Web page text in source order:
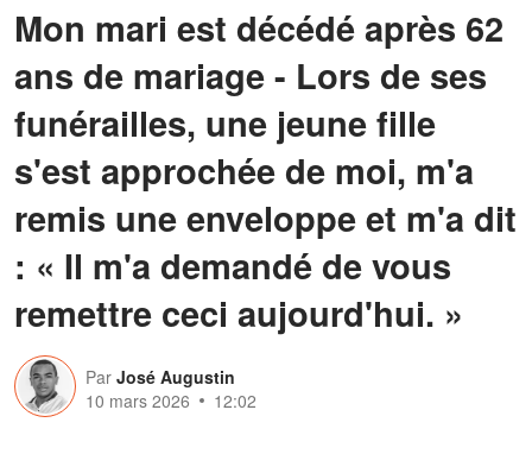
Mon mari est décédé après 62
ans de mariage - Lors de ses
funérailles, une jeune fille
s'est approchée de moi, m'a
remis une enveloppe et m'a dit
: « Il m'a demandé de vous
remettre ceci aujourd'hui. »
Par José Augustin
10 mars 2026
12:02